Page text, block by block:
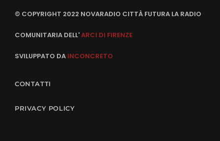
© COPYRIGHT 2022 NOVARADIO CITTÀ FUTURA LA RADIO
COMUNITARIA DELL'ARCI DI FIRENZE
SVILUPPATO DA INCONCRETO
CONTATTI
PRIVACY POLICY